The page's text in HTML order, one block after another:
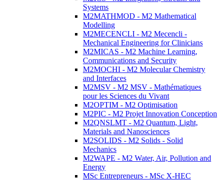
Systems
M2MATHMOD - M2 Mathematical
Modelling
M2MECENCLI - M2 Mecencli -
Mechanical Engineering for Clinicians
M2MICAS - M2 Machine Learning,
Communications and Security
M2MOCHI - M2 Molecular Chemistry
and Interfaces
M2MSV - M2 MSV - Mathématiques
pour les Sciences du Vivant
M2OPTIM - M2 Optimisation
M2PIC - M2 Projet Innovation Conception
M2QNSLMT - M2 Quantum, Light,
Materials and Nanosciences
M2SOLIDS - M2 Solids - Solid
Mechanics
M2WAPE - M2 Water, Air, Pollution and
Energy
MSc Entrepreneurs - MSc X-HEC